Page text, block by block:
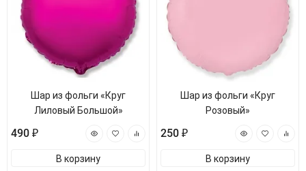
Шар из фольги «Круг
Лиловый Большой»
490 ₽
В корзину
Шар из фольги «Круг
Розовый»
250 ₽
В корзину